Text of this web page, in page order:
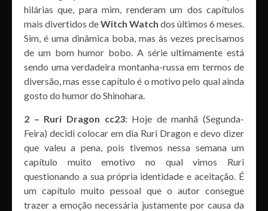
hilárias que, para mim, renderam um dos capítulos
mais divertidos deWitch Watch dos últimos 6 meses.
Sim, é uma dinâmica boba, mas às vezes precisamos
de um bom humor bobo. A série ultimamente está
sendo uma verdadeira montanha-russa em termos de
diversão, mas esse capítulo é o motivo pelo qual ainda
gosto do humor do Shinohara.
2 – Ruri Dragon cc23: Hoje de manhã (Segunda-
Feira) decidi colocar em dia Ruri Dragon e devo dizer
que valeu a pena, pois tivemos nessa semana um
capítulo muito emotivo no qual vimos Ruri
questionando a sua própria identidade e aceitação. É
um capítulo muito pessoal que o autor consegue
trazer a emoção necessária justamente por causa da